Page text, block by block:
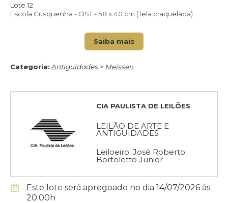
Lote 12
Escola Cusquenha - OST - 58 x 40 cm (Tela craquelada)
Saiba mais
Categoria: Antiguidades > Meissen
CIA PAULISTA DE LEILÕES
LEILÃO DE ARTE E
ANTIGUIDADES
Leiloeiro: José Roberto
Bortoletto Junior
Este lote será apregoado no dia 14/07/2026 às
20:00h